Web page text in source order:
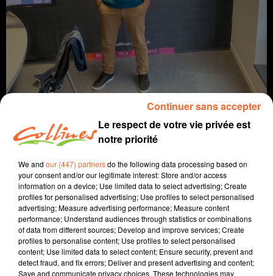
J'EXPLOITE MON POTENTIEL OU PAS ?
La voie(x) d'Alban
Le respect de votre vie privée est
notre priorité
We and our (447) partnersdo the following data processing based on
your consent and/or our legitimate interest: Store and/or access
information on a device; Use limited data to select advertising; Create
profiles for personalised advertising; Use profiles to select personalised
advertising; Measure advertising performance; Measure content
performance; Understand audiences through statistics or combinations
of data from different sources; Develop and improve services; Create
profiles to personalise content; Use profiles to select personalised
content; Use limited data to select content; Ensure security, prevent and
detect fraud, and fix errors; Deliver and present advertising and content;
Save and communicate privacy choices. These technologies may
Continuer sans accepter